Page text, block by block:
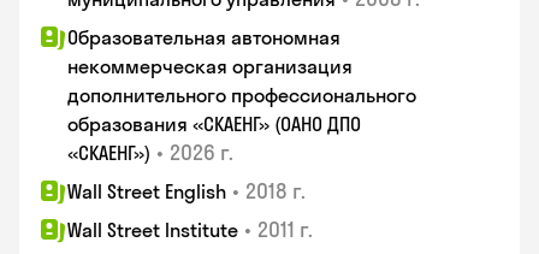
Образовательная автономная
некоммерческая организация
дополнительного профессионального
образования «СКАЕНГ» (ОАНО ДПО
«СКАЕНГ») • 2026 г.
Wall Street English • 2018 г.
Wall Street Institute • 2011 г.